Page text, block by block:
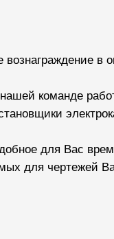
в
команде
для Вас
для чертежей